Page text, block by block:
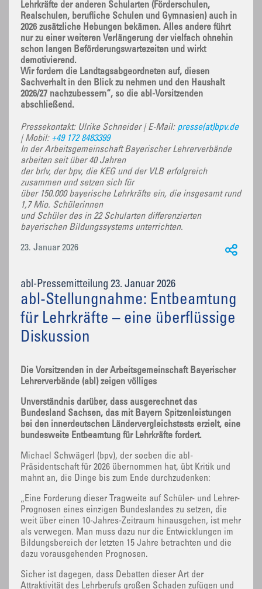
Lehrkräfte der anderen Schularten (Förderschulen,
Realschulen, berufliche Schulen und Gymnasien) auch in
2026 zusätzliche Hebungen bekämen. Alles andere führt
nur zu einer weiteren Verlängerung der vielfach ohnehin
schon langen Beförderungswartezeiten und wirkt
demotivierend.
Wir fordern die Landtagsabgeordneten auf, diesen
Sachverhalt in den Blick zu nehmen und den Haushalt
2026/27 nachzubessern“, so die abl-Vorsitzenden
abschließend.
Pressekontakt: Ulrike Schneider | E-Mail: presse(at)bpv.de
| Mobil: +49 172 8483399
In der Arbeitsgemeinschaft Bayerischer Lehrerverbände
arbeiten seit über 40 Jahren
der brlv, der bpv, die KEG und der VLB erfolgreich
zusammen und setzen sich für
über 150.000 bayerische Lehrkräfte ein, die insgesamt rund
1,7 Mio. Schülerinnen
und Schüler des in 22 Schularten differenzierten
bayerischen Bildungssystems unterrichten.
23. Januar 2026
abl-Pressemitteilung 23. Januar 2026
abl-Stellungnahme: Entbeamtung
für Lehrkräfte – eine überflüssige
Diskussion
Die Vorsitzenden in der Arbeitsgemeinschaft Bayerischer
Lehrerverbände (abl) zeigen völliges
Unverständnis darüber, dass ausgerechnet das
Bundesland Sachsen, das mit Bayern Spitzenleistungen
bei den innerdeutschen Ländervergleichstests erzielt, eine
bundesweite Entbeamtung für Lehrkräfte fordert.
Michael Schwägerl (bpv), der soeben die abl-
Präsidentschaft für 2026 übernommen hat, übt Kritik und
mahnt an, die Dinge bis zum Ende durchzudenken:
„Eine Forderung dieser Tragweite auf Schüler- und Lehrer-
Prognosen eines einzigen Bundeslandes zu setzen, die
weit über einen 10-Jahres-Zeitraum hinausgehen, ist mehr
als verwegen. Man muss dazu nur die Entwicklungen im
Bildungsbereich der letzten 15 Jahre betrachten und die
dazu vorausgehenden Prognosen.
Sicher ist dagegen, dass Debatten dieser Art der
Attraktivität des Lehrberufs großen Schaden zufügen und